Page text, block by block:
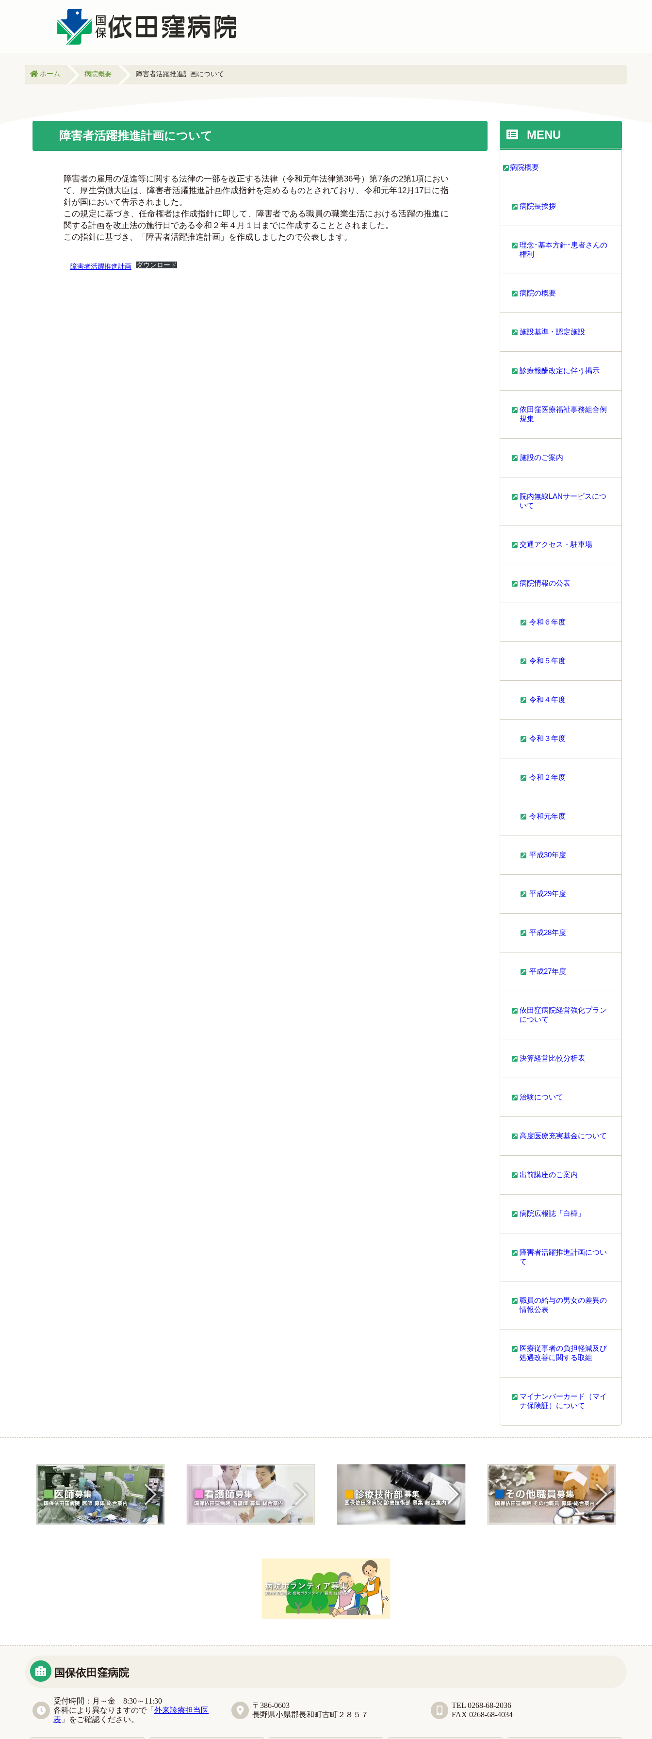
ホーム 病院概要 障害者活躍推進計画について
障害者活躍推進計画について
障害者の雇用の促進等に関する法律の一部を改正する法律（令和元年法律第36号）第7条の2第1項におい
て、厚生労働大臣は、障害者活躍推進計画作成指針を定めるものとされており、令和元年12月17日に指
針が国において告示されました。
この規定に基づき、任命権者は作成指針に即して、障害者である職員の職業生活における活躍の推進に
関する計画を改正法の施行日である令和２年４月１日までに作成することとされました。
この指針に基づき、「障害者活躍推進計画」を作成しましたので公表します。
障害者活躍推進計画 ダウンロード
MENU
病院概要
病院長挨拶
理念･基本方針･患者さんの
権利
病院の概要
施設基準・認定施設
診療報酬改定に伴う掲示
依田窪医療福祉事務組合例
規集
施設のご案内
院内無線LANサービスにつ
いて
交通アクセス・駐車場
病院情報の公表
令和６年度
令和５年度
令和４年度
令和３年度
令和２年度
令和元年度
平成30年度
平成29年度
平成28年度
平成27年度
依田窪病院経営強化プラン
について
決算経営比較分析表
治験について
高度医療充実基金について
出前講座のご案内
病院広報誌「白樺」
障害者活躍推進計画につい
て
職員の給与の男女の差異の
情報公表
医療従事者の負担軽減及び
処遇改善に関する取組
マイナンバーカード（マイ
ナ保険証）について
国保依田窪病院
受付時間：月～金 8:30～11:30
各科により異なりますので「 外来診療担当医
表 」をご確認ください。
〒386-0603
長野県小県郡長和町古町２８５７
TEL 0268-68-2036
FAX 0268-68-4034